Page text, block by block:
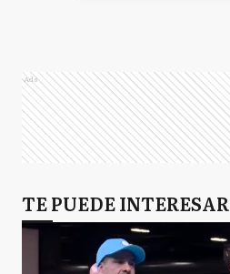
Ads
TE PUEDE INTERESAR